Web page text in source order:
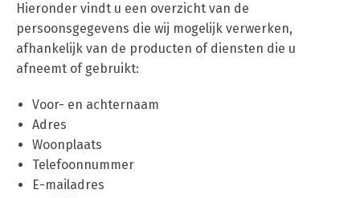
Hieronder vindt u een overzicht van de
persoonsgegevens die wij mogelijk verwerken,
afhankelijk van de producten of diensten die u
afneemt of gebruikt:
Voor- en achternaam
Adres
Woonplaats
Telefoonnummer
E-mailadres